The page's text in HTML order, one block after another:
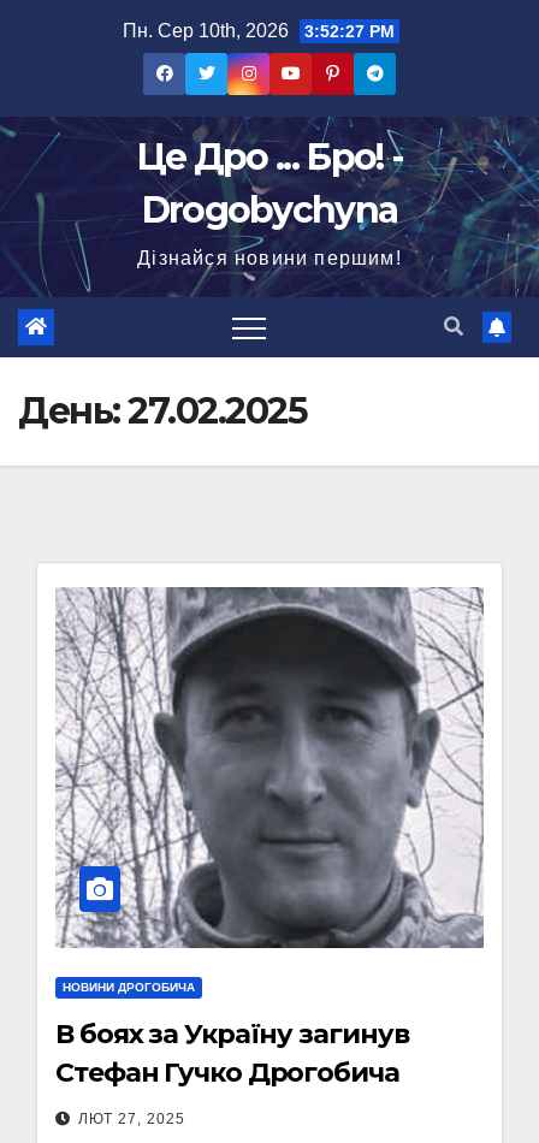
Пн. Сер 10th, 2026 3:52:28 PM
Це Дро ... Бро! -
Drogobychyna
Дізнайся новини першим!
День:27.02.2025
НОВИНИ ДРОГОБИЧА
В боях за Україну загинув
Стефан Гучко Дрогобича
ЛЮТ 27, 2025